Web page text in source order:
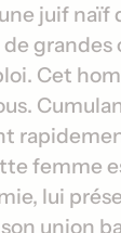
juif naïf
grandes
Cet
femme
lui
union